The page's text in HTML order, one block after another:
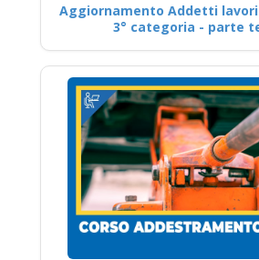
Aggiornamento Addetti lavori
3° categoria - parte